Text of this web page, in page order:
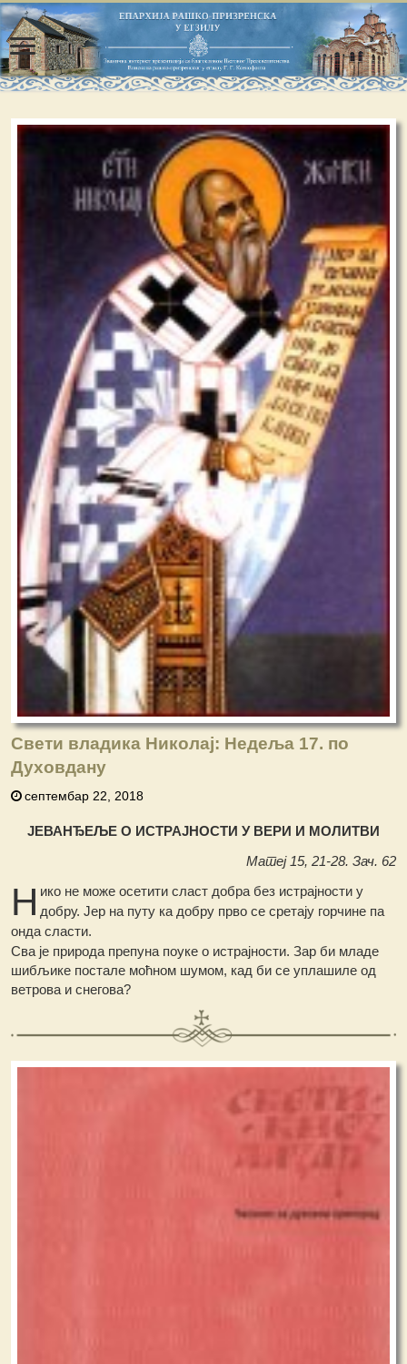
Свети владика Николај: Недеља 17. по
Духовдану
септембар 22, 2018
ЈЕВАНЂЕЉЕ О ИСТРАЈНОСТИ У ВЕРИ И МОЛИТВИ
Матеј 15, 21-28. Зач. 62
Н ико не може осетити сласт добра без истрајности у
добру. Јер на путу ка добру прво се сретају горчине па
онда сласти.
Сва је природа препуна поуке о истрајности. Зар би младе
шибљике постале моћном шумом, кад би се уплашиле од
ветрова и снегова?